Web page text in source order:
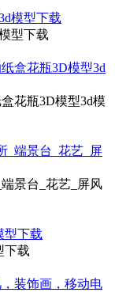
型下载
花瓶3D模型3d模
景台_花艺_屏风
下载